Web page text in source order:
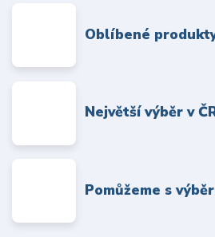
Oblíbené
Největší výběr v
Pomůžeme s